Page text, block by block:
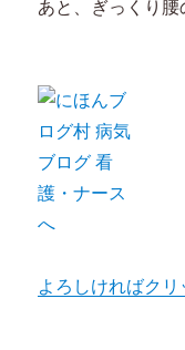
あと、ぎっくり腰
よろしければク